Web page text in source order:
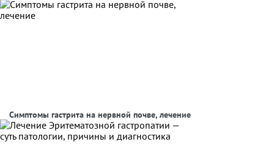
Симптомы гастрита на нервной почве, лечение